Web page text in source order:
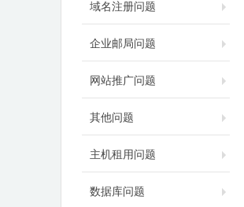
域名注册问题
企业邮局问题
网站推广问题
其他问题
主机租用问题
数据库问题